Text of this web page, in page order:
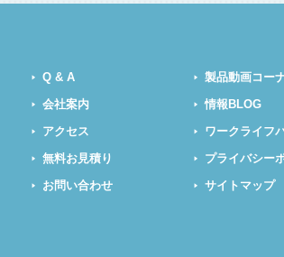
Q & A
会社案内
アクセス
無料お見積り
お問い合わせ
製品動画コー
情報BLOG
ワークライフ
プライバシー
サイトマップ